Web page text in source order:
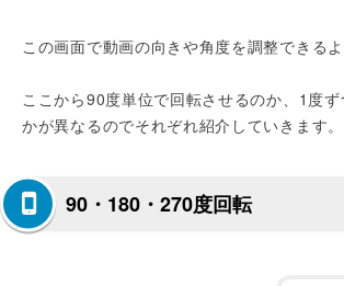
この画面で動画の向きや角度を調整できるよ
ここから90度単位で回転させるのか、1度
かが異なるのでそれぞれ紹介していきます。
90・180・270度回転